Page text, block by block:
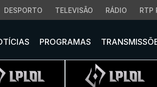
DESPORTO TELEVISÃO RÁDIO RTP
PROGRAMAS